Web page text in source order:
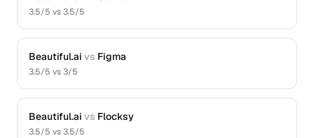
3.5/5 vs3.5/5
Beautiful.ai vs Figma
3.5/5 vs3/5
Beautiful.ai vs Flocksy
3.5/5 vs3.5/5